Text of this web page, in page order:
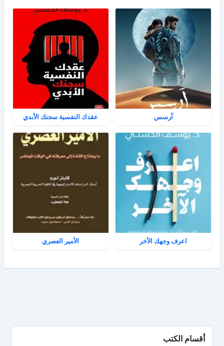
آرسس عقدك النفسية سجنك الأبدي
اعرف وجهك الأخر الأمير العصري
أقسام الكتب